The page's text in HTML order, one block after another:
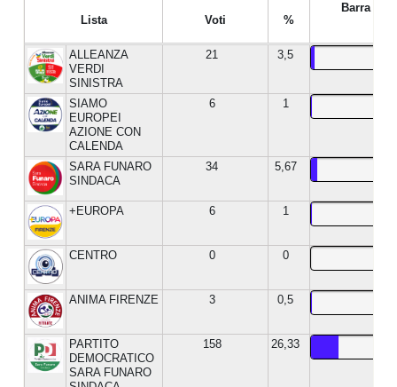
Lista Voti %
Barra %
ALLEANZA
VERDI
SINISTRA
21 3,5
SIAMO
EUROPEI
AZIONE CON
CALENDA
6 1
SARA FUNARO
SINDACA
34 5,67
+EUROPA 6 1
CENTRO 0 0
ANIMA FIRENZE 3 0,5
PARTITO
DEMOCRATICO
SARA FUNARO
158 26,33